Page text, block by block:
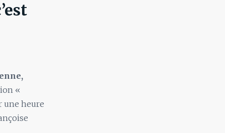
«
une heure